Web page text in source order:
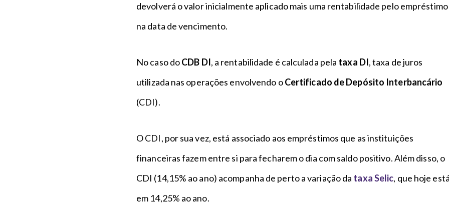
devolverá o valor inicialmente aplicado mais uma rentabilidade pelo empréstimo
na data de vencimento.
No caso doCDB DI, a rentabilidade é calculada pela taxa DI, taxa de juros
utilizada nas operações envolvendo oCertificado de Depósito Interbancário
(CDI).
O CDI, por sua vez, está associado aos empréstimos que as instituições
financeiras fazem entre si para fecharem o dia com saldo positivo. Além disso, o
CDI (14,15% ao ano) acompanha de perto a variação da taxa Selic, que hoje
em 14,25% ao ano.